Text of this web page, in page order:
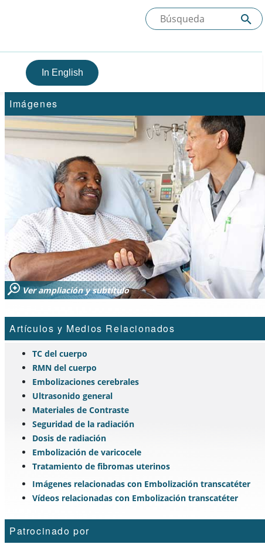
In English
Imágenes
Ver ampliación y subtítulo
Artículos y Medios Relacionados
TC del cuerpo
RMN del cuerpo
Embolizaciones cerebrales
Ultrasonido general
Materiales de Contraste
Seguridad de la radiación
Dosis de radiación
Embolización de varicocele
Tratamiento de fibromas uterinos
Imágenes relacionadas con Embolización transcatéter
Vídeos relacionadas con Embolización transcatéter
Patrocinado por